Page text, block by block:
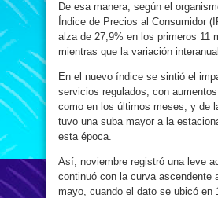
De esa manera, según el
Índice de Precios al Consumidor
alza de 27,9% en los primeros 11
mientras que la variación
En el nuevo índice se sintió el
servicios regulados, con
como en los últimos meses; y de
tuvo una suba mayor a la
esta época.
Así, noviembre registró una leve
continuó con la curva ascendente
mayo, cuando el dato se ubicó en